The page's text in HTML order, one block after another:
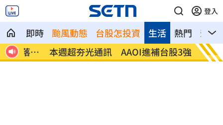
登入
即時 颱風動態 台股怎投資 熱門 影音
生活
跑
本週超夯光通訊 AAOI進補台股3強
女團
題